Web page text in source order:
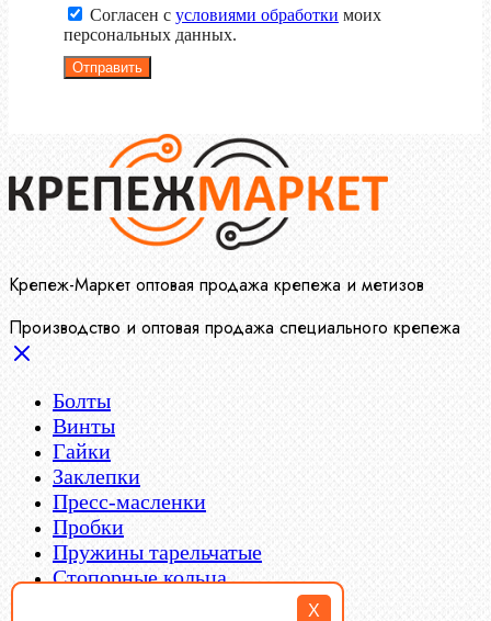
X
Согласен с условиями обработки моих
персональных данных.
Отправить
Крепеж-Маркет оптовая продажа крепежа и метизов
Производство и оптовая продажа специального крепежа
Болты
Винты
Гайки
Заклепки
Пресс-масленки
Пробки
Пружины тарельчатые
Стопорные кольца